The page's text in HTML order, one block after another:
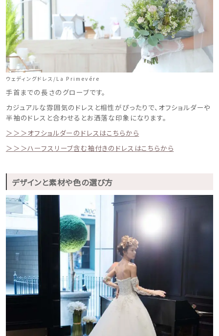
ウェディングマガジン
ウェディングドレス/La Primevére
手首までの長さのグローブです。
カジュアルな雰囲気のドレスと相性がぴったりで、オフショルダーや
半袖のドレスと合わせるとお洒落な印象になります。
＞＞＞オフショルダーのドレスはこちらから
＞＞＞ハーフスリーブ含む袖付きのドレスはこちらから
デザインと素材や色の選び方